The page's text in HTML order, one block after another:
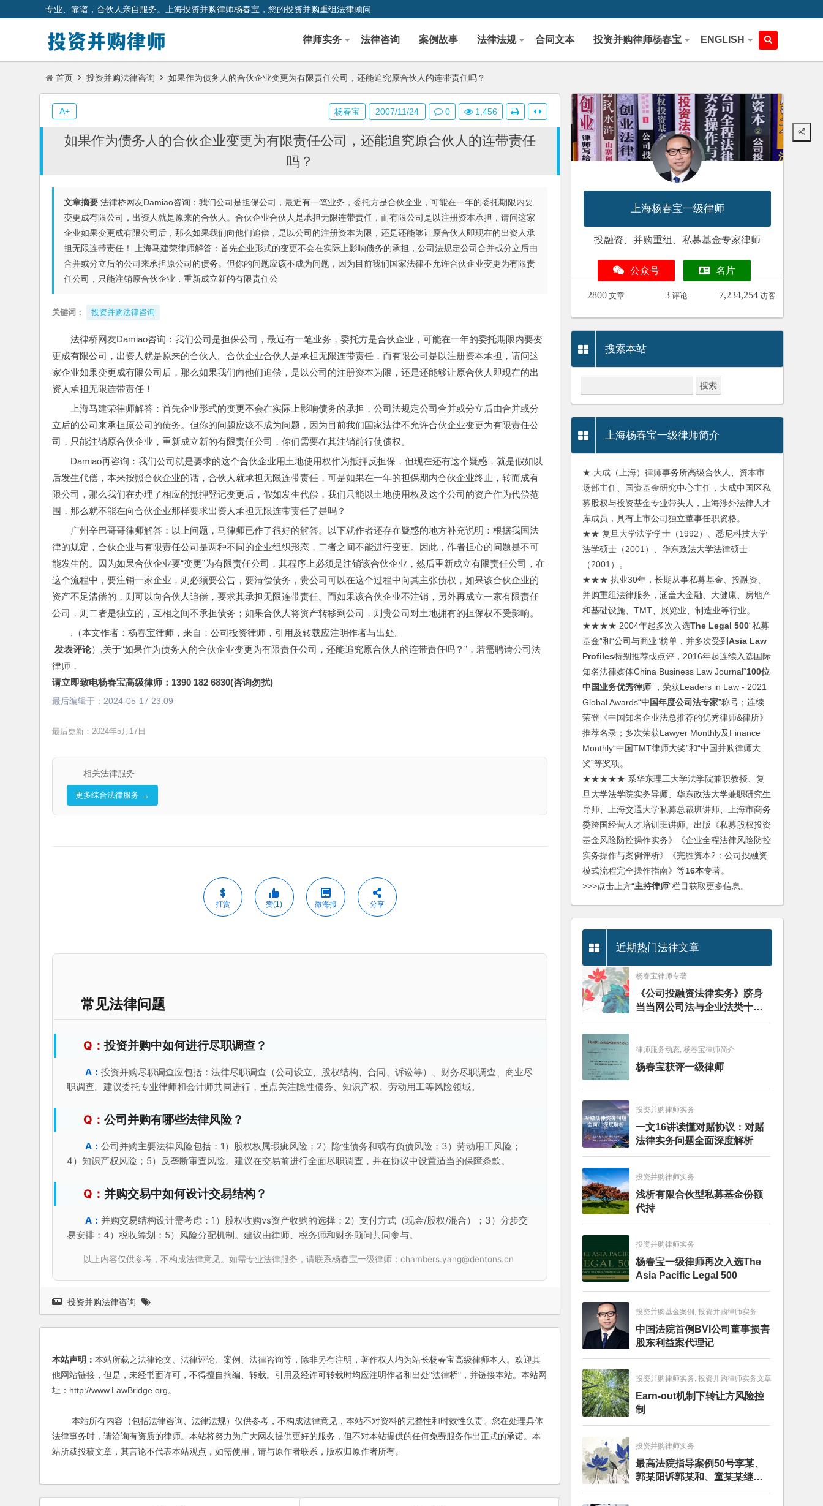
专业、靠谱，合伙人亲自服务。上海投资并购律师杨春宝，您的投资并购重组法律顾问
律师实务 法律咨询 案例故事 法律法规 合同文本 投资并购律师杨春宝 ENGLISH
首页 投资并购法律咨询 如果作为债务人的合伙企业变更为有限责任公司，还能追究原合伙人的连带责任吗？
如果作为债务人的合伙企业变更为有限责任公司，还能追究原合伙人的连带责任
吗？
文章摘要 法律桥网友Damiao咨询：我们公司是担保公司，最近有一笔业务，委托方是合伙企业，可能在一年的委托期限内要
变更成有限公司，出资人就是原来的合伙人。合伙企业合伙人是承担无限连带责任，而有限公司是以注册资本承担，请问这家
企业如果变更成有限公司后，那么如果我们向他们追偿，是以公司的注册资本为限，还是还能够让原合伙人即现在的出资人承
担无限连带责任！ 上海马建荣律师解答：首先企业形式的变更不会在实际上影响债务的承担，公司法规定公司合并或分立后由
合并或分立后的公司来承担原公司的债务。但你的问题应该不成为问题，因为目前我们国家法律不允许合伙企业变更为有限责
任公司，只能注销原合伙企业，重新成立新的有限责任公
关键词： 投资并购法律咨询
法律桥网友Damiao咨询：我们公司是担保公司，最近有一笔业务，委托方是合伙企业，可能在一年的委托期限内要变
更成有限公司，出资人就是原来的合伙人。合伙企业合伙人是承担无限连带责任，而有限公司是以注册资本承担，请问这
家企业如果变更成有限公司后，那么如果我们向他们追偿，是以公司的注册资本为限，还是还能够让原合伙人即现在的出
资人承担无限连带责任！
上海马建荣律师解答：首先企业形式的变更不会在实际上影响债务的承担，公司法规定公司合并或分立后由合并或分
立后的公司来承担原公司的债务。但你的问题应该不成为问题，因为目前我们国家法律不允许合伙企业变更为有限责任公
司，只能注销原合伙企业，重新成立新的有限责任公司，你们需要在其注销前行使债权。
Damiao再咨询：我们公司就是要求的这个合伙企业用土地使用权作为抵押反担保，但现在还有这个疑惑，就是假如以
后发生代偿，本来按照合伙企业的话，合伙人就承担无限连带责任，可是如果在一年的担保期内合伙企业终止，转而成有
限公司，那么我们在办理了相应的抵押登记变更后，假如发生代偿，我们只能以土地使用权及这个公司的资产作为代偿范
围，那么就不能在向合伙企业那样要求出资人承担无限连带责任了是吗？
广州辛巴哥哥律师解答：以上问题，马律师已作了很好的解答。以下就作者还存在疑惑的地方补充说明：根据我国法
律的规定，合伙企业与有限责任公司是两种不同的企业组织形态，二者之间不能进行变更。因此，作者担心的问题是不可
能发生的。因为如果合伙企业要“变更”为有限责任公司，其程序上必须是注销该合伙企业，然后重新成立有限责任公司，在
这个流程中，要注销一家企业，则必须要公告，要清偿债务，贵公司可以在这个过程中向其主张债权，如果该合伙企业的
资产不足清偿的，则可以向合伙人追偿，要求其承担无限连带责任。而如果该合伙企业不注销，另外再成立一家有限责任
公司，则二者是独立的，互相之间不承担债务；如果合伙人将资产转移到公司，则贵公司对土地拥有的担保权不受影响。
,（本文作者：杨春宝律师，来自：公司投资律师，引用及转载应注明作者与出处。
发表评论）,关于“如果作为债务人的合伙企业变更为有限责任公司，还能追究原合伙人的连带责任吗？”，若需聘请公司法
律师，
请立即致电杨春宝高级律师：1390 182 6830(咨询勿扰)
最后编辑于： 2024-05-17 23:09
最后更新：2024年5月17日
相关法律服务
更多综合法律服务 →
打赏 赞(1) 微海报 分享
常见法律问题
投资并购中如何进行尽职调查？
投资并购尽职调查应包括：法律尽职调查（公司设立、股权结构、合同、诉讼等）、财务尽职调查、商业尽
职调查。建议委托专业律师和会计师共同进行，重点关注隐性债务、知识产权、劳动用工等风险领域。
公司并购有哪些法律风险？
公司并购主要法律风险包括：1）股权权属瑕疵风险；2）隐性债务和或有负债风险；3）劳动用工风险；
4）知识产权风险；5）反垄断审查风险。建议在交易前进行全面尽职调查，并在协议中设置适当的保障条款。
并购交易中如何设计交易结构？
并购交易结构设计需考虑：1）股权收购vs资产收购的选择；2）支付方式（现金/股权/混合）；3）分步交
易安排；4）税收筹划；5）风险分配机制。建议由律师、税务师和财务顾问共同参与。
以上内容仅供参考，不构成法律意见。如需专业法律服务，请联系杨春宝一级律师：chambers.yang@dentons.cn
杨春宝 2007/11/24 0 1,456
A+
投资并购法律咨询
本站声明： 本站所载之法律论文、法律评论、案例、法律咨询等，除非另有注明，著作权人均为站长杨春宝高级律师本人。欢迎其
他网站链接，但是，未经书面许可，不得擅自摘编、转载。引用及经许可转载时均应注明作者和出处"法律桥"，并链接本站。本站网
址：http://www.LawBridge.org。
本站所有内容（包括法律咨询、法律法规）仅供参考，不构成法律意见，本站不对资料的完整性和时效性负责。您在处理具体
法律事务时，请洽询有资质的律师。本站将努力为广大网友提供更好的服务，但不对本站提供的任何免费服务作出正式的承诺。本
站所载投稿文章，其言论不代表本站观点，如需使用，请与原作者联系，版权归原作者所有。
上海杨春宝一级律师
投融资、并购重组、私募基金专家律师
公众号 名片
2800 文章 3 评论 7,234,254 访客
搜索本站
上海杨春宝一级律师简介
★ 大成（上海）律师事务所高级合伙人、资本市
场部主任、国资基金研究中心主任，大成中国区私
募股权与投资基金专业带头人，上海涉外法律人才
库成员，具有上市公司独立董事任职资格。
★★ 复旦大学法学学士（1992）、悉尼科技大学
法学硕士（2001）、华东政法大学法律硕士
（2001）。
★★★ 执业30年，长期从事私募基金、投融资、
并购重组法律服务，涵盖大金融、大健康、房地产
和基础设施、TMT、展览业、制造业等行业。
★★★★ 2004年起多次入选The Legal 500“私募
基金”和“公司与商业”榜单，并多次受到Asia Law
Profiles特别推荐或点评，2016年起连续入选国际
知名法律媒体China Business Law Journal“100位
中国业务优秀律师”，荣获Leaders in Law - 2021
Global Awards“中国年度公司法专家”称号；连续
荣登《中国知名企业法总推荐的优秀律师&律所》
推荐名录；多次荣获Lawyer Monthly及Finance
Monthly“中国TMT律师大奖”和“中国并购律师大
奖”等奖项。
★★★★★ 系华东理工大学法学院兼职教授、复
旦大学法学院实务导师、华东政法大学兼职研究生
导师、上海交通大学私募总裁班讲师、上海市商务
委跨国经营人才培训班讲师。出版《私募股权投资
基金风险防控操作实务》《企业全程法律风险防控
实务操作与案例评析》《完胜资本2：公司投融资
模式流程完全操作指南》等16本专著。
>>>点击上方“主持律师”栏目获取更多信息。
近期热门法律文章
杨春宝律师专著
《公司投融资法律实务》跻身
当当网公司法与企业法类十大
畅销图书榜
律师服务动态, 杨春宝律师简介
杨春宝获评一级律师
投资并购律师实务
一文16讲读懂对赌协议：对赌
法律实务问题全面深度解析
投资并购律师实务
浅析有限合伙型私募基金份额
代持
投资并购律师实务
杨春宝一级律师再次入选The
Asia Pacific Legal 500
投资并购基金案例, 投资并购律师实务
中国法院首例BVI公司董事损害
股东利益案代理记
投资并购律师实务, 投资并购律师实务文章
Earn-out机制下转让方风险控
制
投资并购律师实务
最高法院指导案例50号李某、
郭某阳诉郭某和、童某某继承
纠纷案